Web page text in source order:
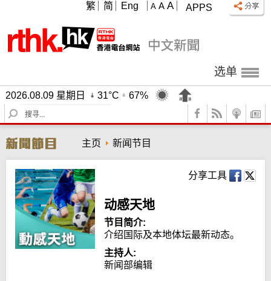
APPS
A A A
繁 简 Eng
选单
2026.08.09 星期日 31°C
67%
S
e
r
c
h
主页 新闻节目
分享工具
动感天地
节目简介:
介绍国际及本地体坛最新动态。
主持人:
新闻部编辑